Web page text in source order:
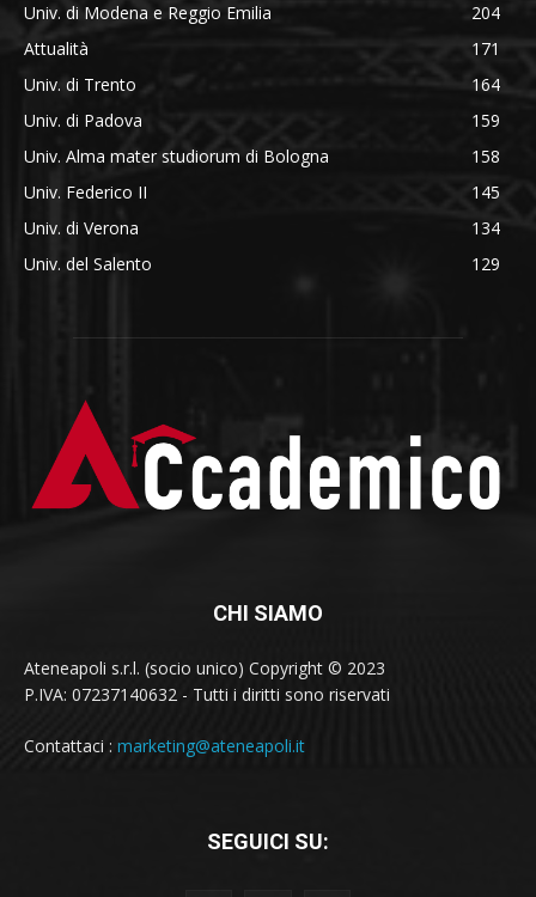
Univ. di Modena e Reggio Emilia
204
Attualità
171
Univ. di Trento
164
Univ. di Padova
159
Univ. Alma mater studiorum di Bologna
158
Univ. Federico II
145
Univ. di Verona
134
Univ. del Salento
129
CHI SIAMO
Ateneapoli s.r.l. (socio unico) Copyright © 2023
P.IVA: 07237140632 - Tutti i diritti sono riservati
Contattaci : marketing@ateneapoli.it
SEGUICI SU: